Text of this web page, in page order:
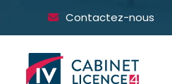
Contactez-nous